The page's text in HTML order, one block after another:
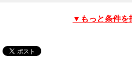
▼もっと条件を